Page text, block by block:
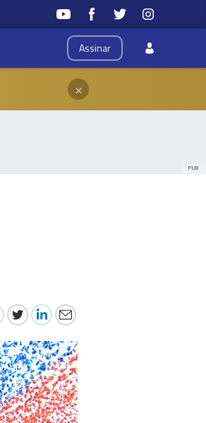
Assinar
×
PUB